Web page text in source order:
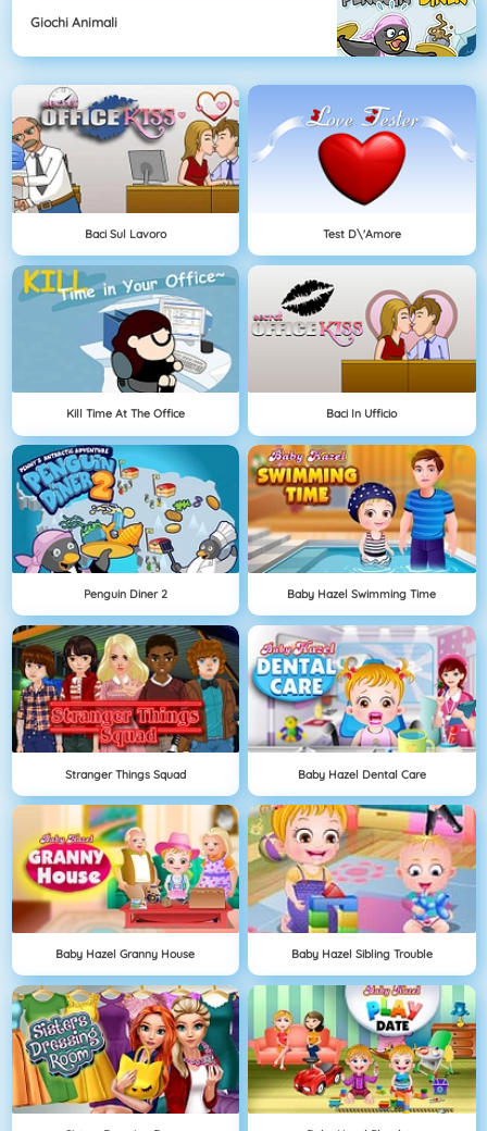
Giochi Animali
Baci Sul Lavoro Test D\'amore
Kill Time At The Office Baci In Ufficio
Penguin Diner 2 Baby Hazel Swimming Time
Stranger Things Squad Baby Hazel Dental Care
Baby Hazel Granny House Baby Hazel Sibling Trouble